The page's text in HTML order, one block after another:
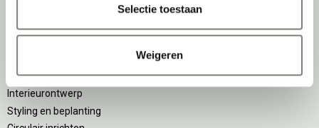
Selectie toestaan
Weigeren
Retourname van inventaris
Projectstoffering
Interieurontwerp
Styling en beplanting